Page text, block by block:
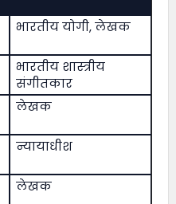
भारतीय योगी, लेखक
भारतीय शास्त्रीय
संगीतकार
लेखक
न्यायाधीश
लेखक